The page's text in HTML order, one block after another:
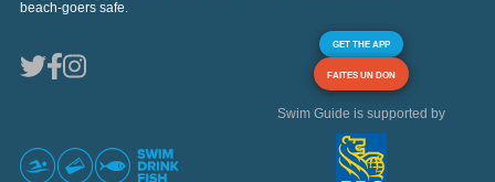
beach-goers safe.
GET THE APP
FAITES UN DON
Swim Guide is supported by